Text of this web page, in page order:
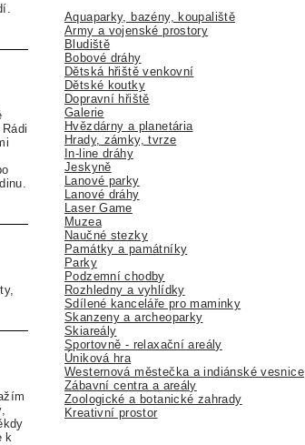
k
Aquaparky, bazény, koupaliště
Army a vojenské prostory
Bludiště
Bobové dráhy
Dětská hřiště venkovní
Dětské koutky
Dopravní hřiště
Galerie
Hvězdárny a planetária
Hrady, zámky, tvrze
In-line dráhy
Jeskyně
Lanové parky
Lanové dráhy
Laser Game
Muzea
Naučné stezky
Památky a památníky
Parky
Podzemní chodby
Rozhledny a vyhlídky
Sdílené kanceláře pro maminky
Skanzeny a archeoparky
Skiareály
Sportovně - relaxační areály
Úniková hra
Westernová městečka a indiánské vesnice
Zábavní centra a areály
Zoologické a botanické zahrady
Kreativní prostor